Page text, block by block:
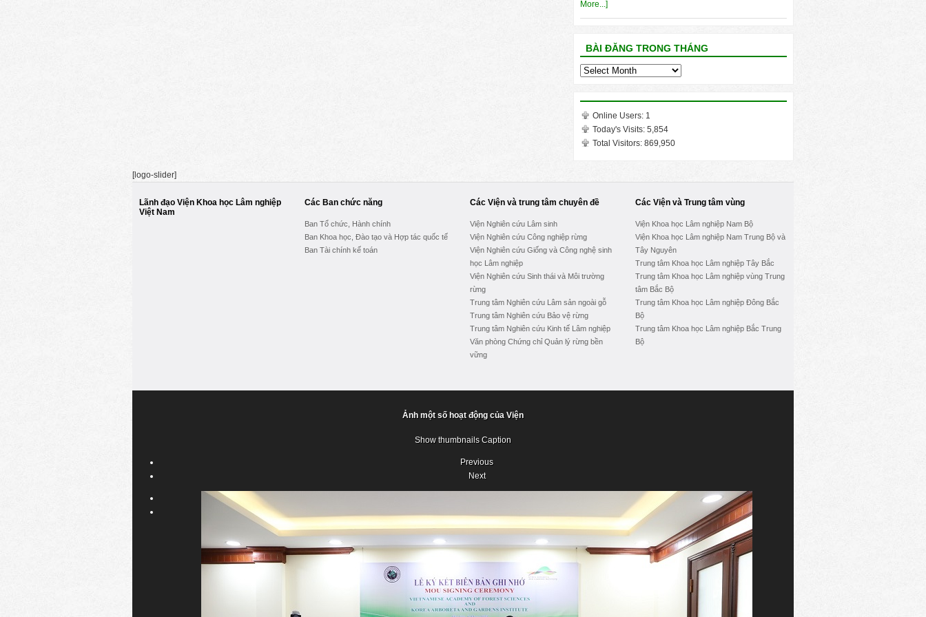
More...]
BÀI ĐĂNG TRONG THÁNG
Bài
thángOnline Users: 1
Today's Visits: 5,854
Total Visitors: 869,950
[logo-slider]
Lãnh đạo Viện Khoa học Lâm nghiệp
Việt Nam
Các Ban chức năng
Ban Tổ chức, Hành chính
Ban Khoa học, Đào tạo và Hợp tác quốc tế
Ban Tài chính kế toán
Các Viện và trung tâm chuyên đề
Viện Nghiên cứu Lâm sinh
Viện Nghiên cứu Công nghiệp rừng
Viện Nghiên cứu Giống và Công nghệ sinh
học Lâm nghiệp
Viện Nghiên cứu Sinh thái và Môi trường
rừng
Trung tâm Nghiên cứu Lâm sản ngoài gỗ
Trung tâm Nghiên cứu Bảo vệ rừng
Trung tâm Nghiên cứu Kinh tế Lâm nghiệp
Văn phòng Chứng chỉ Quản lý rừng bền
vững
Các Viện và Trung tâm vùng
Viện Khoa học Lâm nghiệp Nam Bộ
Viện Khoa học Lâm nghiệp Nam Trung Bộ và
Tây Nguyên
Trung tâm Khoa học Lâm nghiệp Tây Bắc
Trung tâm Khoa học Lâm nghiệp vùng Trung
tâm Bắc Bộ
Trung tâm Khoa học Lâm nghiệp Đông Bắc
Bộ
Trung tâm Khoa học Lâm nghiệp Bắc Trung
Bộ
Ảnh một số hoạt động của Viện
Show thumbnails Caption
Previous
Next